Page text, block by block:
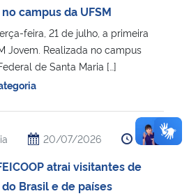
campus da UFSM
feira, 21 de julho, a primeira
Jovem. Realizada no campus
de Santa Maria […]
20/07/2026 12:05
atrai visitantes de
Brasil e de países